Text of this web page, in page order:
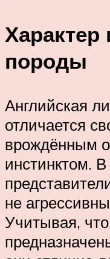
Характер
породы
Английская
отличается
врождённым
инстинктом.
не
Учитывая,